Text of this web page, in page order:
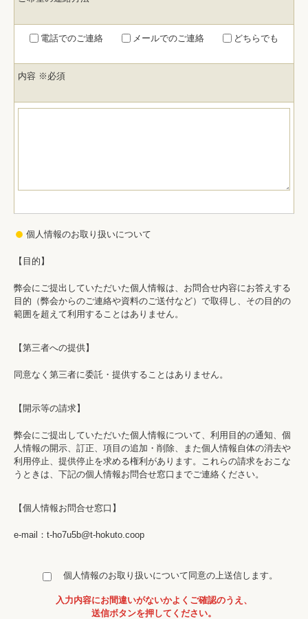
電話でのご連絡 メールでのご連絡 どちらでも
内容 ※必須
個人情報のお取り扱いについて
【目的】
弊会にご提出していただいた個人情報は、お問合せ内容にお答えする
目的（弊会からのご連絡や資料のご送付など）で取得し、その目的の
範囲を超えて利用することはありません。
【第三者への提供】
同意なく第三者に委託・提供することはありません。
【開示等の請求】
弊会にご提出していただいた個人情報について、利用目的の通知、個
人情報の開示、訂正、項目の追加・削除、また個人情報自体の消去や
利用停止、提供停止を求める権利があります。これらの請求をおこな
うときは、下記の個人情報お問合せ窓口までご連絡ください。
【個人情報お問合せ窓口】
e-mail：t-ho7u5b@t-hokuto.coop
個人情報のお取り扱いについて同意の上送信します。
入力内容にお間違いがないかよくご確認のうえ、
送信ボタンを押してください。